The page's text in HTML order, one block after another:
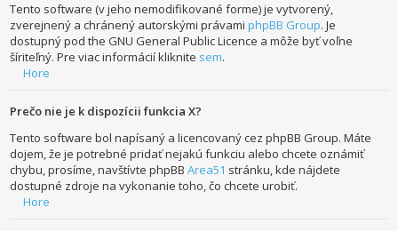
Tento software (v jeho nemodifikované forme) je vytvorený,
zverejnený a chránený autorskými právamiphpBB Group. Je
dostupný pod the GNU General Public Licence a môže byť voľne
šíriteľný. Pre viac informácií kliknite sem.
Hore
Prečo nie je k dispozícii funkcia X?
Tento software bol napísaný a licencovaný cez phpBB Group. Máte
dojem, že je potrebné pridať nejakú funkciu alebo chcete oznámiť
chybu, prosíme, navštívte phpBBArea51 stránku, kde nájdete
dostupné zdroje na vykonanie toho, čo chcete urobiť.
Hore